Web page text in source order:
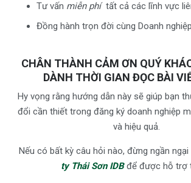
Tư vấn miễn phítất cả các lĩnh vực
Đồng hành trọn đời cùng Doanh
CHÂN THÀNH CẢM ƠN QUÝ
DÀNH THỜI GIAN ĐỌC BÀI
Hy vọng rằng hướng dẫn này sẽ giúp bạn
đổi cần thiết trong đăng ký doanh nghiệp
và hiệu quả.
Nếu có bất kỳ câu hỏi nào, đừng ngần ngại
ty Thái Sơn IDBđể được hỗ trợ